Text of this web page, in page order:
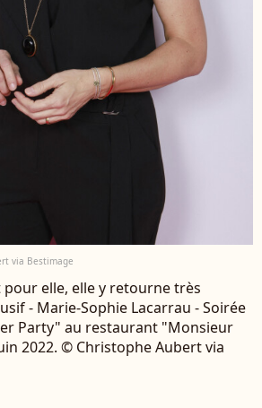
via Bestimage
elle, elle y retourne très
- Marie-Sophie Lacarrau - Soirée
Party" au restaurant "Monsieur
2022. © Christophe Aubert via